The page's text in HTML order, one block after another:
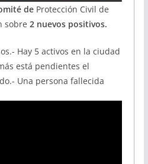
deProtección Civil de
sobre 2 nuevos positivos.
Hay 5 activos en la ciudad
está pendientes el
Una persona fallecida